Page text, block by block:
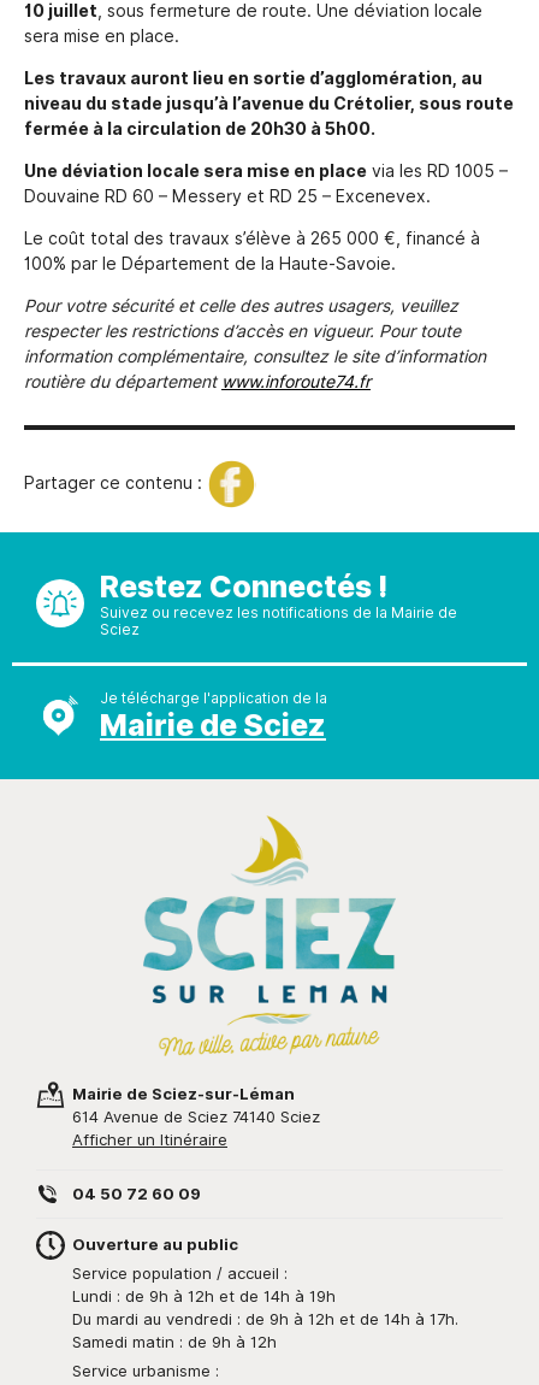
10 juillet , sous fermeture de route. Une déviation locale
sera mise en place.
Les travaux auront lieu en sortie d’agglomération, au
niveau du stade jusqu’à l’avenue du Crétolier, sous route
fermée à la circulation de 20h30 à 5h00.
Une déviation locale sera mise en place via les RD 1005 –
Douvaine RD 60 – Messery et RD 25 – Excenevex.
Le coût total des travaux s’élève à 265 000 €, financé à
100% par le Département de la Haute-Savoie.
Pour votre sécurité et celle des autres usagers, veuillez
respecter les restrictions d’accès en vigueur. Pour toute
information complémentaire, consultez le site d’information
routière du département www.inforoute74.fr
Partager ce contenu :
Restez Connectés !
Suivez ou recevez les notifications de la Mairie de
Sciez
Je télécharge l'application de la
Mairie de Sciez
Mairie de Sciez-sur-Léman
614 Avenue de Sciez 74140 Sciez
Afficher un Itinéraire
04 50 72 60 09
Ouverture au public
Service population / accueil :
Lundi : de 9h à 12h et de 14h à 19h
Du mardi au vendredi : de 9h à 12h et de 14h à 17h.
Samedi matin : de 9h à 12h
Service urbanisme :